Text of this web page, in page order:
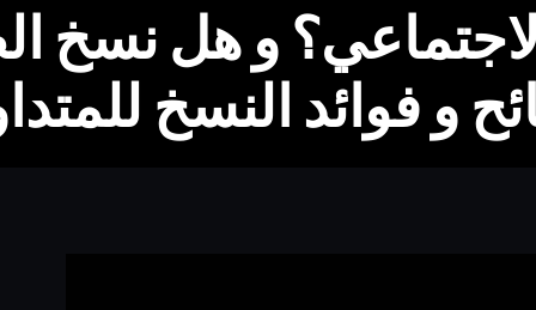
و هل نسخ
و فوائد النسخ